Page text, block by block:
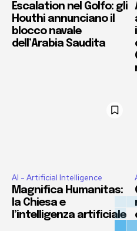
Escalation nel Golfo: gli
Houthi annunciano il
blocco navale
dell’Arabia Saudita
AI - Artificial Intelligence
Magnifica Humanitas:
la Chiesa e
l’intelligenza artificiale